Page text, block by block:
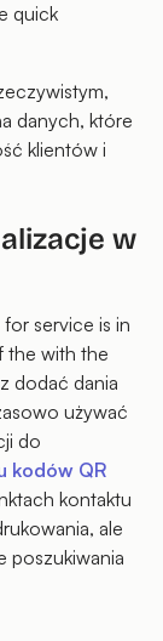
quick
danych, które
klientów i
w
service is in
the with the
dodać dania
używać
do
kodów QR
kontaktu
ale
poszukiwania